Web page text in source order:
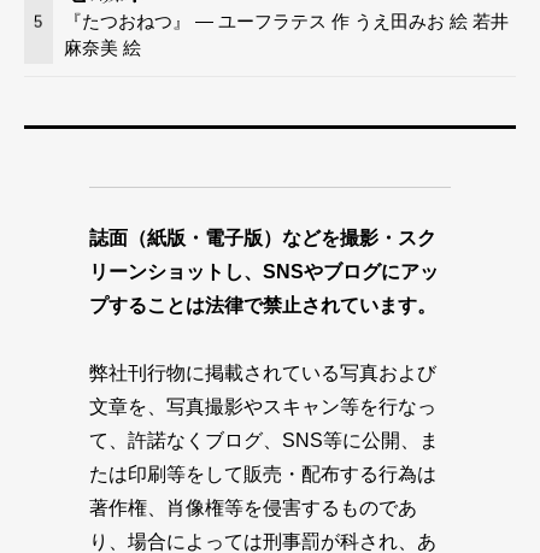
5
『たつおねつ』 — ユーフラテス 作 うえ田みお 絵 若井
麻奈美 絵
誌面（紙版・電子版）などを撮影・スク
リーンショットし、SNSやブログにアッ
プすることは法律で禁止されています。
弊社刊行物に掲載されている写真および
文章を、写真撮影やスキャン等を行なっ
て、許諾なくブログ、SNS等に公開、ま
たは印刷等をして販売・配布する行為は
著作権、肖像権等を侵害するものであ
り、場合によっては刑事罰が科され、あ